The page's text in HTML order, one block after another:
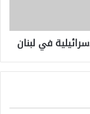
في لبنان